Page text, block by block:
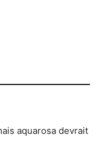
aquarosa devrait